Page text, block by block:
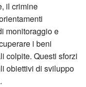
il crimine
monitoraggio e
i beni
colpite. Questi sforzi
obiettivi di sviluppo